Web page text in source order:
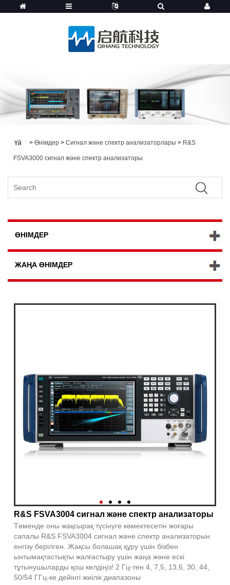
Үй > Өнімдер > Сигнал және спектр анализаторлары > R&S
FSVA3000 сигнал және спектр анализаторы
ӨНІМДЕР
ЖАҢА ӨНІМДЕР
R&S FSVA3004 сигнал және спектр анализаторы
Төменде оны жақсырақ түсінуге көмектесетін жоғары
сапалы R&S FSVA3004 сигнал және спектр анализаторын
енгізу берілген. Жақсы болашақ құру үшін бізбен
ынтымақтастықты жалғастыру үшін жаңа және ескі
тұтынушыларды қош келдіңіз! 2 Гц-тен 4, 7,5, 13,6, 30, 44,
50/54 ГГц-ке дейінгі жиілік диапазоны